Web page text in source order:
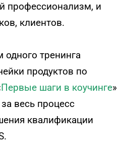
профессионализм, и
клиентов.
тренинга
продуктов по
Первые шаги в коучинге»
весь процесс
квалификации